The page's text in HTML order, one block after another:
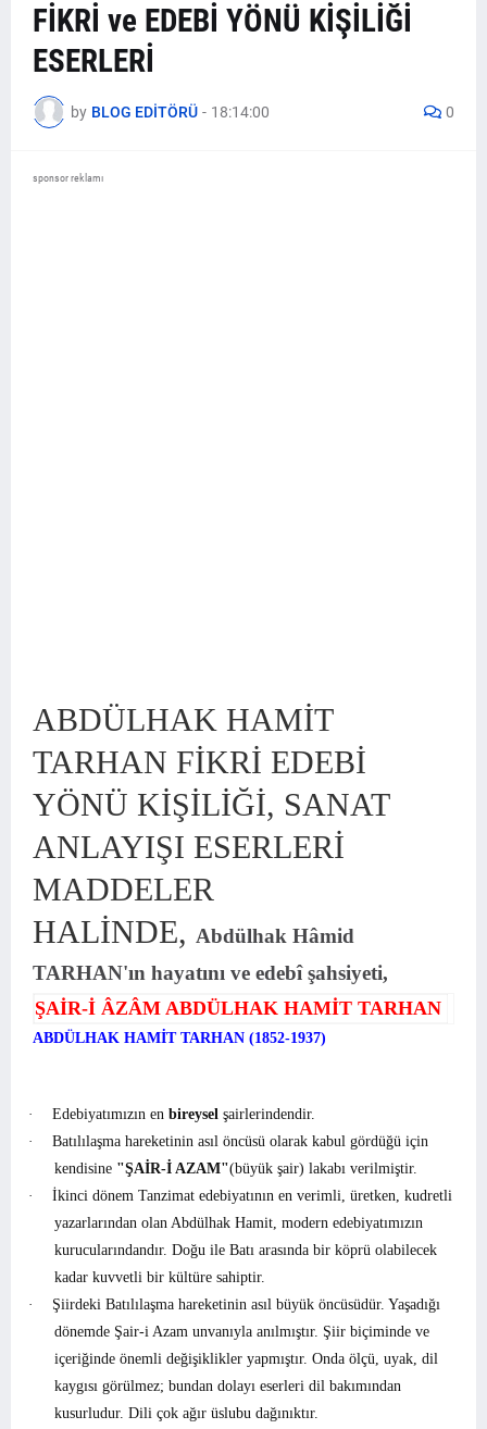
FİKRİ ve EDEBİ YÖNÜ KİŞİLİĞİ
ESERLERİ
by BLOG EDİTÖRÜ - 18:14:00 0
sponsor reklamı
ABDÜLHAK HAMİT
TARHAN FİKRİ EDEBİ
YÖNÜ KİŞİLİĞİ, SANAT
ANLAYIŞI ESERLERİ
MADDELER
HALİNDE, Abdülhak Hâmid
TARHAN'ın hayatını ve edebî şahsiyeti,
ŞAİR-İ ÂZÂM ABDÜLHAK HAMİT TARHAN
ABDÜLHAK HAMİT TARHAN (1852-1937)
· Edebiyatımızın en bireysel şairlerindendir.
·
Batılılaşma hareketinin asıl öncüsü olarak kabul gördüğü için
kendisine "ŞAİR-İ AZAM"(büyük şair) lakabı verilmiştir.
·
İkinci dönem Tanzimat edebiyatının en verimli, üretken, kudretli
yazarlarından olan Abdülhak Hamit, modern edebiyatımızın
kurucularındandır. Doğu ile Batı arasında bir köprü olabilecek
kadar kuvvetli bir kültüre sahiptir.
·
Şiirdeki Batılılaşma hareketinin asıl büyük öncüsüdür. Yaşadığı
dönemde Şair-i Azam unvanıyla anılmıştır. Şiir biçiminde ve
içeriğinde önemli değişiklikler yapmıştır. Onda ölçü, uyak, dil
kaygısı görülmez; bundan dolayı eserleri dil bakımından
kusurludur. Dili çok ağır üslubu dağınıktır.